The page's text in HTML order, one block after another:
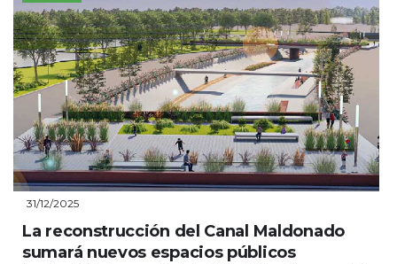
31/12/2025
La reconstrucción del Canal Maldonado
sumará nuevos espacios públicos